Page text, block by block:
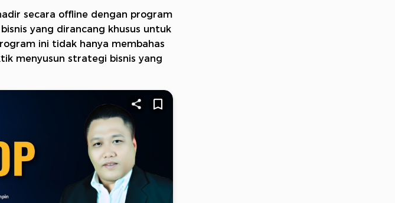
secara offline dengan program
yang dirancang khusus untuk
ini tidak hanya membahas
menyusun strategi bisnis yang